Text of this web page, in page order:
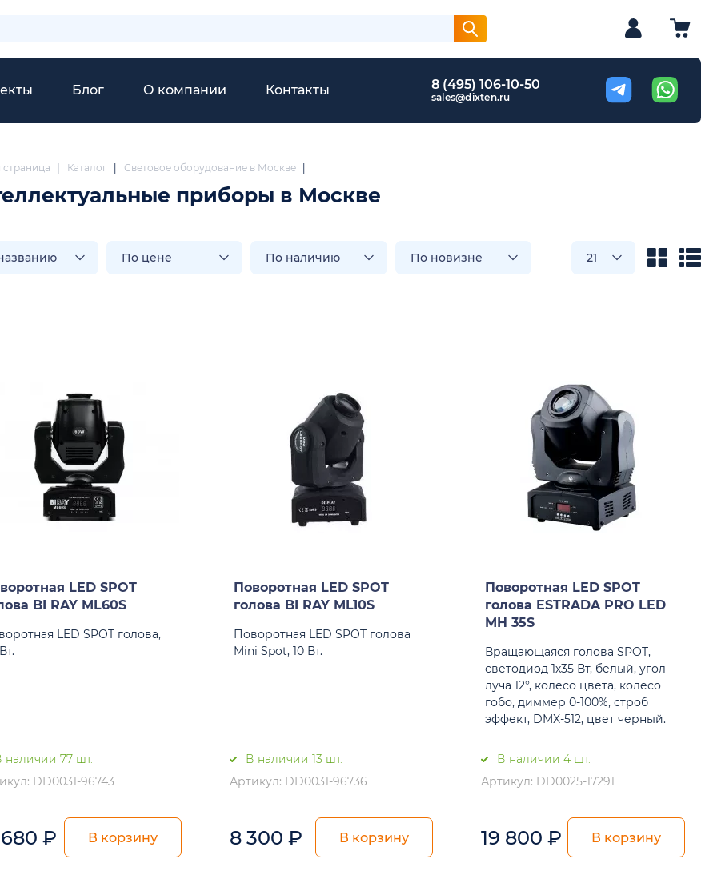
Блог О компании Контакты 8 (495) 106-10-50
sales@dixten.ru
страница Каталог Световое оборудование в Москве
приборы в Москве
По цене По наличию По новизне 21
LED SPOT
BI RAY ML60S
LED SPOT голова,
наличии 77 шт.
DD0031-96743
₽ В корзину
Поворотная LED SPOT
голова BI RAY ML10S
Поворотная LED SPOT голова
Mini Spot, 10 Вт.
В наличии 13 шт.
Артикул: DD0031-96736
8 300 ₽ В корзину
Поворотная LED SPOT
голова ESTRADA PRO LED
MH 35S
Вращающаяся голова SPOT,
светодиод 1х35 Вт, белый, угол
луча 12°, колесо цвета, колесо
гобо, диммер 0-100%, строб
эффект, DMX-512, цвет черный.
В наличии 4 шт.
Артикул: DD0025-17291
19 800₽ В корзину